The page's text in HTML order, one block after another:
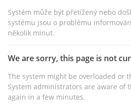
Systém může být přetížený nebo
systému jsou o problému
několik minut.
We are sorry, this page is not
The system might be overloaded or
System administrators are aware of
again in a few minutes.